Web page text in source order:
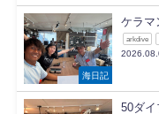
海日記
ケラマ
arkdive
50ダイ